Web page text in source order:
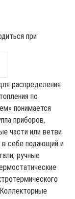
при
распределения
по
понимается
приборов,
части или ветви
себе подающий и
ручные